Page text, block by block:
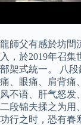
龍師父有感於坊間
入，於2019年召
部架式統一。 八
痛、眼痛、肩背痛
风不语、肝气怒发
二段锦夫揉之为用
功行之时，恐有春